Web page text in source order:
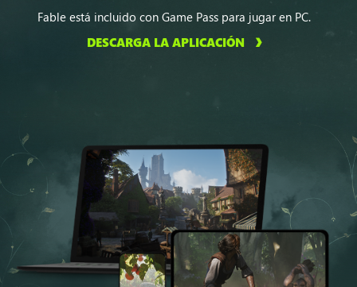
Fable está incluido con Game Pass para jugar en PC.
DESCARGA LA APLICACIÓN